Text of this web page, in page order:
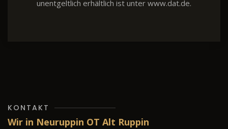
unentgeltlich erhältlich ist unter www.dat.de.
KONTAKT
Wir in Neuruppin OT Alt Ruppin